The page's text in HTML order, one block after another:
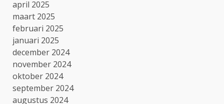
april 2025
maart 2025
februari 2025
januari 2025
december 2024
november 2024
oktober 2024
september 2024
augustus 2024